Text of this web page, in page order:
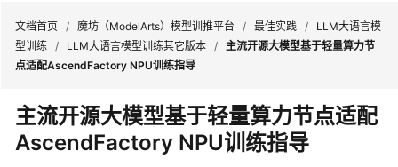
新
动
态
文档首页 / 魔坊（ModelArts）模型训推平台 / 最佳实践 /
LLM大语言模
型训练 / LLM大语言模型训练其它版本 / 主流开源大模型基于轻量算力节
点适配AscendFactory NPU训练指导
主流开源大模型基于轻量算力节点适配
AscendFactory NPU训练指导